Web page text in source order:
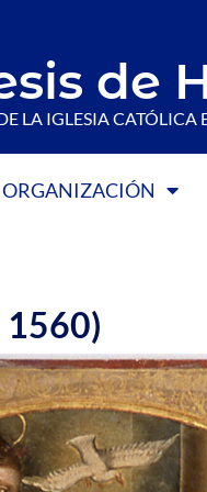
de
LA IGLESIA CATÓLICA
ORGANIZACIÓN
1560)